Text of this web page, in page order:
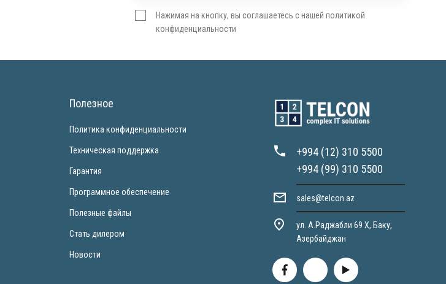
Нажимая на кнопку, вы соглашаетесь с нашей политикой
конфиденциальности
Полезное
Политика конфиденциальности
Техническая поддержка
Гарантия
Программное обеспечение
Полезные файлы
Стать дилером
Новости
+994 (12) 310 5500
+994 (99) 310 5500
sales@telcon.az
ул. А.Раджабли 69 X, Баку,
Азербайджан